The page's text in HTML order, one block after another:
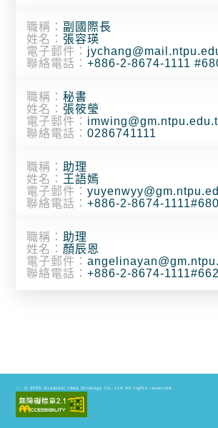
職稱： 副國際長
姓名： 張容瑛
電子郵件：
聯絡電話：+886-2-8674-1111
職稱：秘書
姓名： 張筱瑩
電子郵件：
聯絡電話：0286741111
職稱： 助理
姓名： 王語嫣
電子郵件：
聯絡電話：+886-2-8674-
職稱： 助理
姓名： 顏辰恩
電子郵件：
聯絡電話：+886-2-8674-
:::© 2025Greatest Idea Strategy Co.,Ltd All rights reserved.